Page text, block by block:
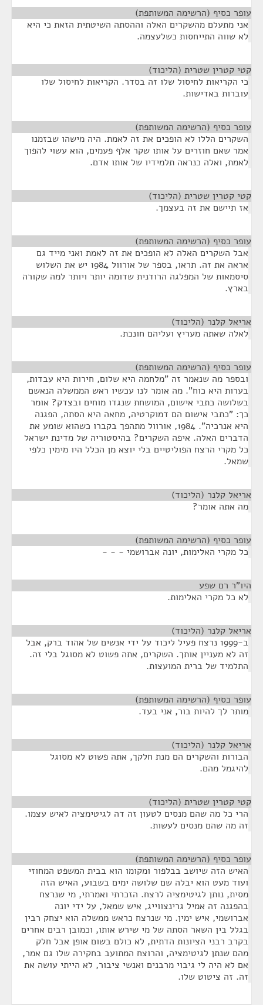
עופר כסיף (הרשימה המשותפת)
אני מתעלם מהשקרים האלה וההסתה השיטתית הזאת כי היא
לא שווה התייחסות כשלעצמה.
קטי קטרין שטרית (הליכוד)
כי הקריאות לחיסול שלו זה בסדר. הקריאות לחיסול שלו
עוברות באדישות.
עופר כסיף (הרשימה המשותפת)
השקרים הללו לא הופכים את זה לאמת. היה מישהו שבזמנו
אמר שאם חוזרים על אותו שקר אלף פעמים, הוא עשוי להפוך
לאמת, ואלה כנראה תלמידיו של אותו אדם.
קטי קטרין שטרית (הליכוד)
אז תיישם את זה בעצמך.
עופר כסיף (הרשימה המשותפת)
אבל השקרים האלה לא הופכים את זה לאמת ואני מייד גם
אראה את זה. תראו, בספר של אורוול 1984 יש את השלוש
סיסמאות של המפלגה הרודנית שדומה יותר ויותר למה שקורה
בארץ.
אריאל קלנר (הליכוד)
לאלה שאתה מעריץ ועליהם חונכת.
עופר כסיף (הרשימה המשותפת)
ובספר מה שנאמר זה "מלחמה היא שלום, חירות היא עבדות,
בערות היא כוח". מה אומר לנו עכשיו ראש הממשלה הנאשם
בשלושה כתבי אישום, המושחת שנגדו מוחים ובצדק? אומר
כך: "כתבי אישום הם דמוקרטיה, מחאה היא הסתה, הפגנה
היא אנרכיה". 1984, אורוול מתהפך בקברו כשהוא שומע את
הדברים האלה. איפה השקרים? בהיסטוריה של מדינת ישראל
כל מקרי הרצח הפוליטיים בלי יוצא מן הכלל היו מימין כלפי
שמאל.
אריאל קלנר (הליכוד)
מה אתה אומר?
עופר כסיף (הרשימה המשותפת)
כל מקרי האלימות, יונה אברושמי - - -
היו"ר רם שפע
לא כל מקרי האלימות.
אריאל קלנר (הליכוד)
ב-1999 נרצח פעיל ליכוד על ידי אנשים של אהוד ברק, אבל
זה לא מעניין אותך. השקרים, אתה פשוט לא מסוגל בלי זה.
התלמיד של ברית המועצות.
עופר כסיף (הרשימה המשותפת)
מותר לך להיות בור, אני בעד.
אריאל קלנר (הליכוד)
הבורות והשקרים הם מנת חלקך, אתה פשוט לא מסוגל
להיגמל מהם.
קטי קטרין שטרית (הליכוד)
הרי כל מה שהם מנסים לטעון זה דה לגיטימציה לאיש עצמו.
זה מה שהם מנסים לעשות.
עופר כסיף (הרשימה המשותפת)
האיש הזה שיושב בבלפור ומקומו הוא בבית המשפט המחוזי
ועוד מעט הוא יבלה שם שלושה ימים בשבוע, האיש הזה
מסית, נותן לגיטימציה לרצח. הזכרתי ואמרתי, מי שנרצח
בהפגנה זה אמיל גרינצווייג, איש שמאל, על ידי יונה
אברושמי, איש ימין. מי שנרצח כראש ממשלה הוא יצחק רבין
בגלל בין השאר הסתה של מי שירש אותו, וכמובן רבים אחרים
בקרב רבני הציונות הדתית, לא כולם בשום אופן אבל חלק
מהם שנתן לגיטימציה, והרוצח המתועב בחקירה שלו גם אמר,
אם לא היה לי גיבוי מרבנים ואנשי ציבור, לא הייתי עושה את
זה. זה ציטוט שלו.